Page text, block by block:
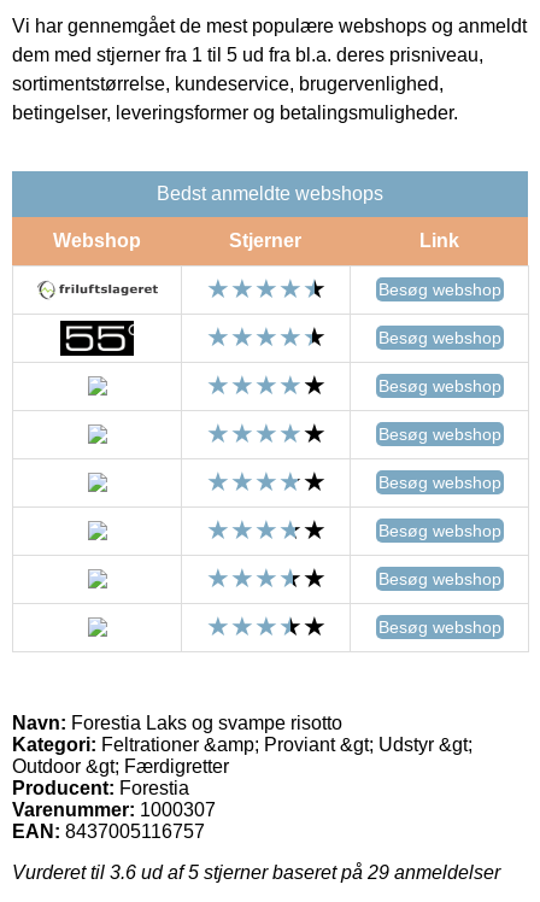
Vi har gennemgået de mest populære webshops og anmeldt
dem med stjerner fra 1 til 5 ud fra bl.a. deres prisniveau,
sortimentstørrelse, kundeservice, brugervenlighed,
betingelser, leveringsformer og betalingsmuligheder.
Bedst anmeldte webshops
Webshop Stjerner Link
Besøg webshop
Besøg webshop
Besøg webshop
Besøg webshop
Besøg webshop
Besøg webshop
Besøg webshop
Besøg webshop
Navn: Forestia Laks og svampe risotto
Kategori: Feltrationer &amp; Proviant &gt; Udstyr &gt;
Outdoor &gt; Færdigretter
Producent: Forestia
Varenummer: 1000307
EAN: 8437005116757
Vurderet til 3.6 ud af 5 stjerner baseret på 29 anmeldelser